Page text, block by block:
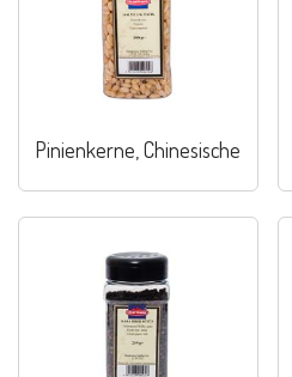
Pinienkerne, Chinesische